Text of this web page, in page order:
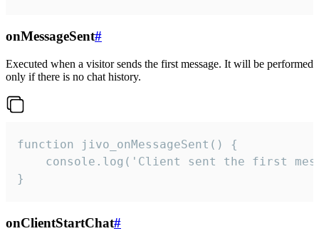
onMessageSent#
Executed when a visitor sends the first message. It will be performed
only if there is no chat history.
function jivo_onMessageSent() {
console.log('Client sent the first
}
onClientStartChat#